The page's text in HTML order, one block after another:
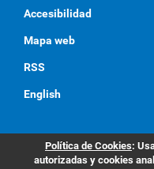
Accesibilidad
Mapa web
RSS
English
Política de Cookies:
autorizadas y cookies